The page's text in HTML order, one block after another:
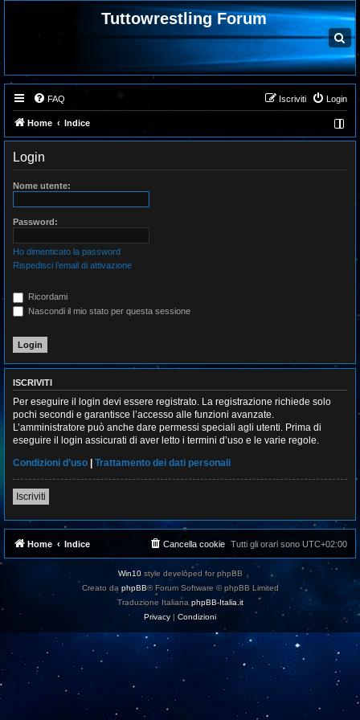
Tuttowrestling Forum
C
e
r
c
a
FAQ Login
Iscriviti
Home Indice
Login
Nome utente:
Password:
Ho dimenticato la password
Rispedisci l’email di attivazione
Ricordami
Nascondi il mio stato per questa sessione
ISCRIVITI
Per eseguire il login devi essere registrato. La registrazione richiede solo
pochi secondi e garantisce l’accesso alle funzioni avanzate.
L’amministratore può anche dare permessi speciali agli utenti. Prima di
eseguire il login assicurati di aver letto i termini d’uso e le varie regole.
Condizioni d’uso | Trattamento dei dati personali
Iscriviti
Home Indice Tutti gli orari sono UTC+02:00
Cancella cookie
Win10style developed for phpBB
Creato da phpBB® Forum Software © phpBB Limited
Traduzione Italiana phpBB-Italia.it
Privacy | Condizioni